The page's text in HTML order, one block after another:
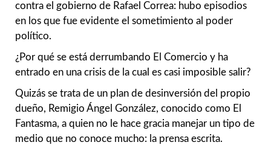
contra el gobierno de Rafael Correa: hubo episodios
en los que fue evidente el sometimiento al poder
político.
¿Por qué se está derrumbando El Comercio y ha
entrado en una crisis de la cual es casi imposible salir?
Quizás se trata de un plan de desinversión del propio
dueño, Remigio Ángel González, conocido como El
Fantasma, a quien no le hace gracia manejar un tipo de
medio que no conoce mucho: la prensa escrita.